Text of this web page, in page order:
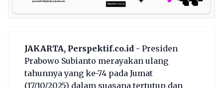
JAKARTA, Perspektif.co.id - Presiden
Prabowo Subianto merayakan ulang
tahunnya yang ke-74 pada Jumat
(17/10/2025) dalam suasana tertutup dan